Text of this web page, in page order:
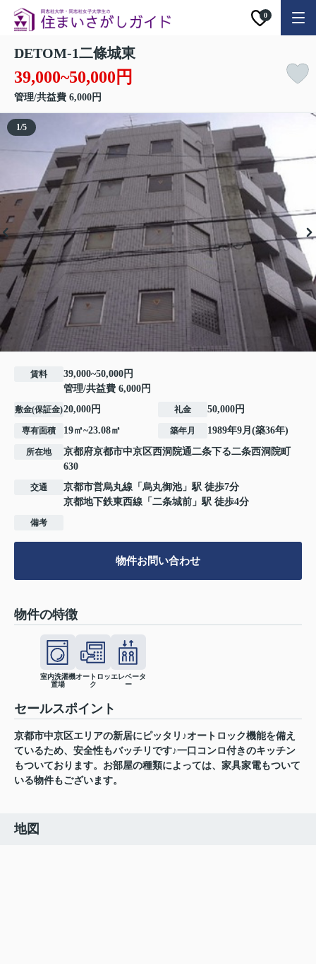
0
DETOM-1二條城東
39,000~50,000円
管理/共益費 6,000円
1/5
賃料
39,000~50,000円
管理/共益費 6,000円
敷金(保証金)20,000円 礼金 50,000円
専有面積 19㎡~23.08㎡ 築年月 1989年9月(築36年)
所在地 京都府京都市中京区西洞院通二条下る二条西洞院町
630
交通 京都市営烏丸線 「 烏丸御池」駅 徒歩7分
京都地下鉄東西線 「 二条城前 」駅 徒歩4分
備考
物件お問い合わせ
物件の特徴
室内洗濯機
置場
オートロッ
ク
エレベータ
ー
セールスポイント
京都市中京区エリアの新居にピッタリ♪オートロック機能を備え
ているため、安全性もバッチリです♪一口コンロ付きのキッチン
もついております。お部屋の種類によっては、家具家電もついて
いる物件もございます。
地図